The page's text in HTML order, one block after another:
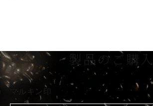
製品のご購入
マルキン印